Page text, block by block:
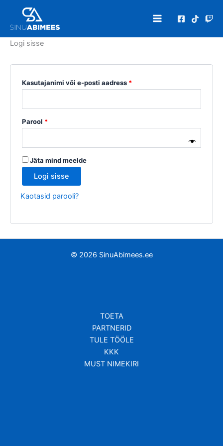
content
Logi sisse
Kasutajanimi või e-posti aadress *
Parool *
Jäta mind meelde
Logi sisse
Kaotasid parooli?
© 2026 SinuAbimees.ee
TOETA
PARTNERID
TULE TÖÖLE
KKK
MUST NIMEKIRI